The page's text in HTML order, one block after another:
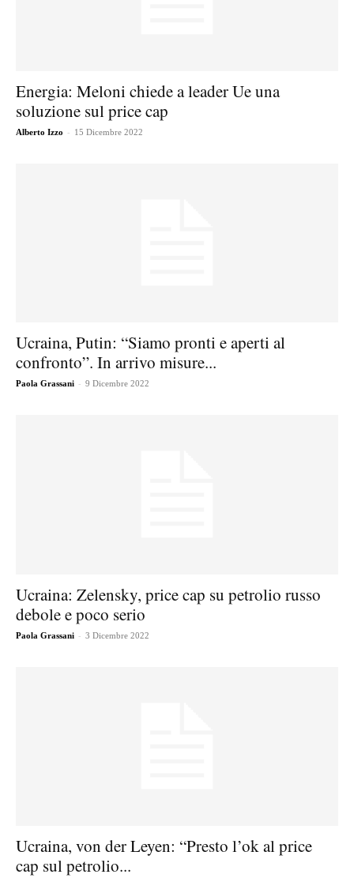
Energia: Meloni chiede a leader Ue una
soluzione sul price cap
Alberto Izzo - 15 Dicembre 2022
Ucraina, Putin: “Siamo pronti e aperti al
confronto”. In arrivo misure...
Paola Grassani - 9 Dicembre 2022
Ucraina: Zelensky, price cap su petrolio russo
debole e poco serio
Paola Grassani - 3 Dicembre 2022
Ucraina, von der Leyen: “Presto l’ok al price
cap sul petrolio...